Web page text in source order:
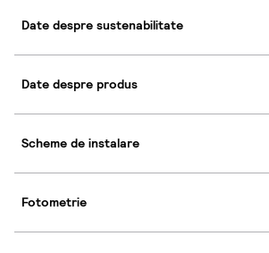
Date despre sustenabilitate
Date despre produs
Scheme de instalare
Fotometrie